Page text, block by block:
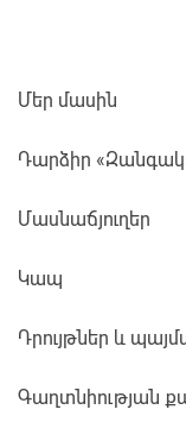
Մեր մասին
Դարձիր
Մասնաճյուղեր
Կապ
Դրույթներ և
Գաղտնիության